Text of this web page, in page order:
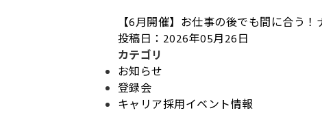
【6月開催】お仕事の後でも間に合う
投稿日：2026年05月26日
カテゴリ
お知らせ
登録会
キャリア採用イベント情報